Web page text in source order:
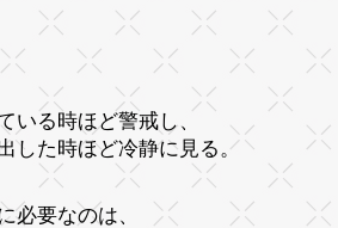
いる時ほど警戒し、
した時ほど冷静に見る。
必要なのは、